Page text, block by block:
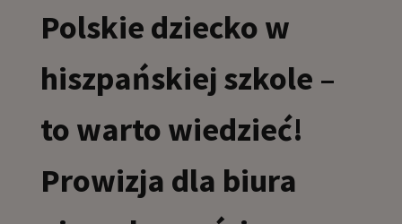
Polskie dziecko w
hiszpańskiej szkole –
to warto wiedzieć!
Prowizja dla biura